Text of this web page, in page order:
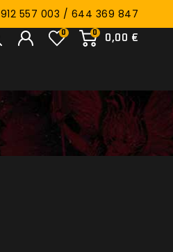
912 557 003 / 644 369 847
0
0,00 €
0